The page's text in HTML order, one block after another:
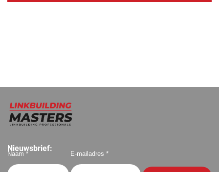
Nieuwsbrief:
Naam * E-mailadres *